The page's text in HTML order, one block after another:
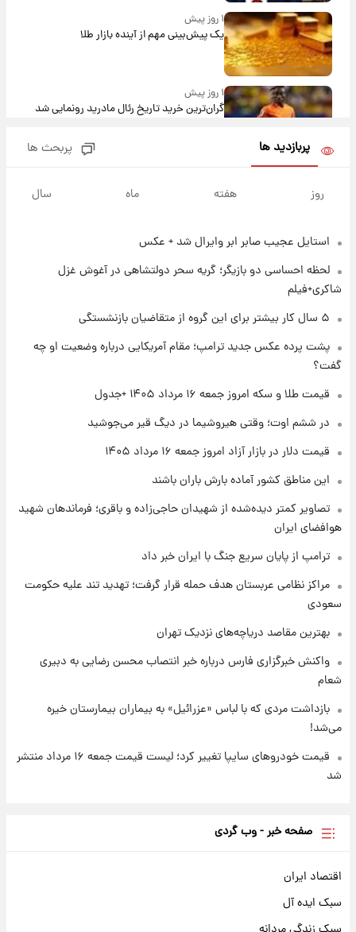
۱ روز پیش
یک پیش‌بینی مهم از آینده بازار طلا
۱ روز پیش
گران‌ترین خرید تاریخ رئال مادرید رونمایی شد
روزها پربارش‌تر خواهند بود؟
۱ روز پیش
شد؛ تیکدری، محبی و سرگیف با اعداد ویژه
۱ روز پیش
شد+فیلم
۱ روز پیش
امروز پنجشنبه ۱۵ مرداد ۱۴۰۵ +جدول
قیمت طلا و سکه امروز پنجشنبه ۱۵ مرداد ۱۴۰۵
شارژ جدید کالابرگ برای سه دهک؛ جزئیات اعلام
پربازدید ها پربحث ها
روز هفته ماه سال
استایل عجیب صابر ابر وایرال شد + عکس
لحظه احساسی دو بازیگر؛ گریه سحر دولتشاهی در آغوش غزل
شاکری+فیلم
۵ سال کار بیشتر برای این گروه از متقاضیان بازنشستگی
پشت پرده عکس جدید ترامپ؛ مقام آمریکایی درباره وضعیت او چه
گفت؟
قیمت طلا و سکه امروز جمعه ۱۶ مرداد ۱۴۰۵ +جدول
در ششم اوت؛ وقتی هیروشیما در دیگ قیر می‌جوشید
قیمت دلار در بازار آزاد امروز جمعه ۱۶ مرداد ۱۴۰۵
این مناطق کشور آماده بارش باران باشند
تصاویر کمتر دیده‌شده از شهیدان حاجی‌زاده و باقری؛ فرماندهان شهید
هوافضای ایران
ترامپ از پایان سریع جنگ با ایران خبر داد
مراکز نظامی عربستان هدف حمله قرار گرفت؛ تهدید تند علیه حکومت
سعودی
بهترین مقاصد دریاچه‌های نزدیک تهران
واکنش خبرگزاری فارس درباره خبر انتصاب محسن رضایی به دبیری
شعام
بازداشت مردی که با لباس «عزرائیل» به بیماران بیمارستان خیره
می‌شد!
قیمت خودروهای سایپا تغییر کرد؛ لیست قیمت جمعه ۱۶ مرداد منتشر
شد
صفحه خبر - وب گردی
اقتصاد ایران
سبک ایده آل